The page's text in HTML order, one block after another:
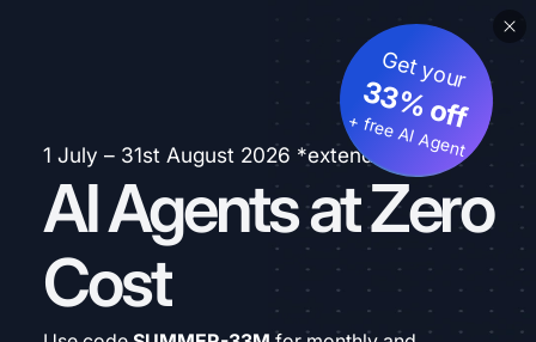
1 July – 31st August 2026 *extended
AI Agents at Zero
Cost
Get your
33% off
+ free AI Agent